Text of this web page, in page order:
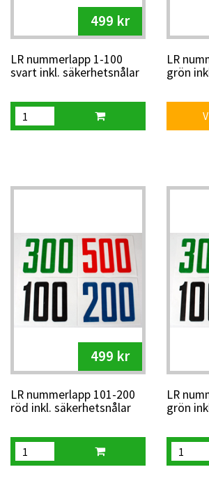
499 kr
LR nummerlapp 1-100
svart inkl. säkerhetsnålar
LR
grön
499 kr
LR nummerlapp 101-200
röd inkl. säkerhetsnålar
LR
grön